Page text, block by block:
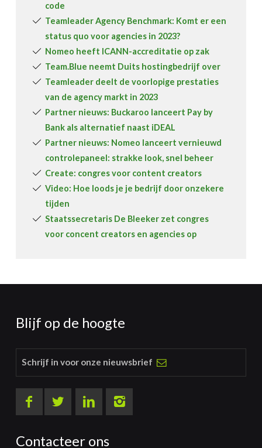
code
Teamleader Agency Benchmark: Komt er een
status quo voor agencies in 2023?
Nomeo heeft ICANN-accreditatie op zak
Team.Blue neemt Duits hostingbedrijf over
Teamleader deelt de voorlopige prestaties
van de agency markt in 2023
Partner nieuws: Buckaroo lanceert Pay by
Bank als alternatief naast iDEAL
Partner nieuws: Nomeo lanceert vernieuwd
controlepaneel: strakke look, snel beheer
Create: congres voor content creators
Video: Hoe loods je je bedrijf door onzekere
tijden
Staatssecretaris De Bleeker zet congres
voor concent creators en agencies op
Blijf op de hoogte
Schrijf in voor onze nieuwsbrief
Contacteer ons